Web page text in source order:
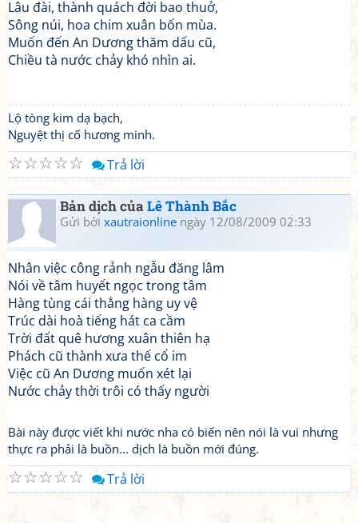
Lâu đài, thành quách đời bao thuở,
Sông núi, hoa chim xuân bốn mùa.
Muốn đến An Dương thăm dấu cũ,
Chiều tà nước chảy khó nhìn ai.
Lộ tòng kim dạ bạch,
Nguyệt thị cố hương minh.
☆
☆
☆
☆
☆ Trả lời
Bản dịch củaLê Thành Bắc
Gửi bởi xautraionline ngày 12/08/2009 02:33
Nhân việc công rảnh ngẫu đăng lâm
Nói về tâm huyết ngọc trong tâm
Hàng tùng cái thẳng hàng uy vệ
Trúc dài hoà tiếng hát ca cầm
Trời đất quê hương xuân thiên hạ
Phách cũ thành xưa thế cổ im
Việc cũ An Dương muốn xét lại
Nước chảy thời trôi có thấy người
Bài này được viết khi nước nha có biến nên nói là vui nhưng
thực ra phải là buồn... dịch là buồn mới đúng.
☆
☆
☆
☆
☆ Trả lời